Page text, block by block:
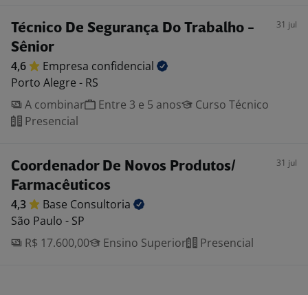
Técnico De Segurança Do Trabalho -
Sênior
31 jul
4,6 Empresa confidencial
Porto Alegre - RS
A combinar
Entre 3 e 5 anos
Curso Técnico
Presencial
Coordenador De Novos Produtos/
Farmacêuticos
31 jul
4,3 Base Consultoria
São Paulo - SP
R$ 17.600,00
Ensino Superior Presencial